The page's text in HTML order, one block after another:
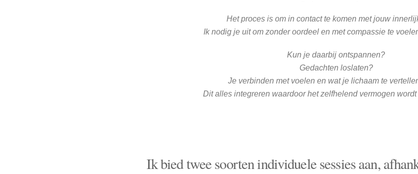
Het proces is om in contact te komen met jouw
Ik nodig je uit om zonder oordeel en met compassie te
Kun je daarbij ontspannen?
Gedachten loslaten?
Je verbinden met voelen en wat je lichaam te
Dit alles integreren waardoor het zelfhelend vermogen
Ik bied twee soorten individuele sessies aan,